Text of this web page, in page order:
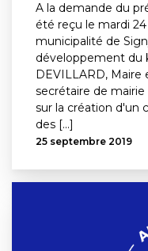
A la demande du
été reçu le mardi
municipalité de
développement du
DEVILLARD, Maire
secrétaire de
sur la création d'un
des [...]
25 septembre 2019